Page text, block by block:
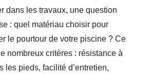
dans les travaux, une question
: quel matériau choisir pour
le pourtour de votre piscine ? Ce
nombreux critères : résistance à
les pieds, facilité d’entretien,